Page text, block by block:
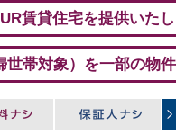
賃貸住宅を提供いたし
帯対象）を一部の物件